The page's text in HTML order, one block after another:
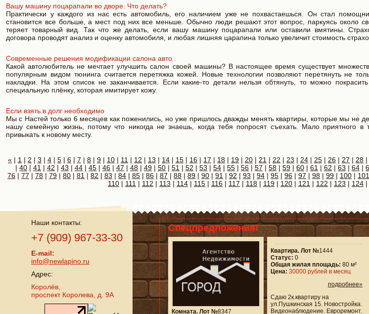
Вашу машину поцарапали во дворе. Что делать?
Практически у каждого из нас есть автомобиль, его наличием уже не похвастаешься. Он стал
становится все больше, а мест под них все меньше. Обычно люди решают этот вопрос, паркуясь около
теряет товарный вид. Так что же делать, если вашу машину поцарапали или оставили вмятины.
договора проводят анализ и оценку автомобиля, и любая лишняя царапина только увеличит стоимость
Современные решения модификации салона авто
Какой автолюбитель не мечтает улучшить салон своей машины? В настоящее время существует
популярным видом тюнинга считается перетяжка кожей. Новые технологии позволяют перетянуть не
накладки. На этом список не заканчивается. Если какие-то детали нельзя обтянуть, то можно
специальную плёнку, которая имитирует кожу.
Если взять в долг необходимо
Мы с Настей только 6 месяцев как поженились, но уже пришлось дважды менять квартиры, которые мы не
нашу семейную жизнь, потому что никогда не знаешь, когда тебя попросят съехать. Мало приятного в
привыкать к новому месту.
« | 1 | 2 | 3 | 4 | 5 | 6 | 7 | 8 | 9 | 10 | 11 | 12 | 13 | 14 | 15 | 16 | 17 | 18 | 19 | 20 | 21 | 22 | 23 | 24 | 25 | 26 | 27 | 28 |
| 40 | 41 | 42 | 43 | 44 | 45 | 46 | 47 | 48 | 49 | 50 | 51 | 52 | 53 | 54 | 55 | 56 | 57 | 58 | 59 | 60 | 61 | 62 | 63 | 64 |
76 | 77 | 78 | 79 | 80 | 81 | 82 | 83 | 84 | 85 | 86 | 87 | 88 | 89 | 90 | 91 | 92 | 93 | 94 | 95 | 96 | 97 | 98 | 99 | 100 | 101
110 | 111 | 112 | 113 | 114 | 115 | 116 | 117 | 118 | 119 | 120 | 121 | 122 | 123 | 124 |
Наши контакты:
+7 (909) 967-33-30
E-mail:
info@newlapino.ru
Адрес:
Королёв,
проспект Королева, д. 9А
Спецпредложения!
Комната. Лот №8347
Квартира. Лот №1444
Статус: 0
Общая жилая площадь: 80 м²
Цена: 30000 рублей в месяц
подробнее»
Сдаю 2к.квартиру на
ул.Пушкинская 15. Новостройка.
Видеонаблюдение. Евроремонт.